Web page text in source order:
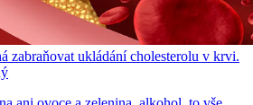
zabraňovat ukládání cholesterolu v krvi.